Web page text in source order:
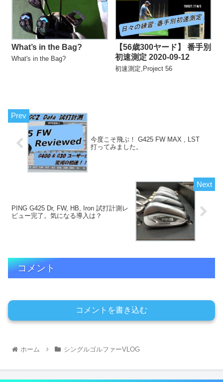
What’s in the Bag?
What's in the Bag?
【56歳300ヤード】 番手別
初速測定 2020-09-12
初速測定,Project 56
今度こそ飛ぶ！ G425 FW MAX , LST
打ってみました。
PING G425 Dr, FW, HB, Iron 試打計測レ
ビュー完了。気になる導入は？
コメント
コメントを書き込む
ホーム シングルゴルファーVLOG